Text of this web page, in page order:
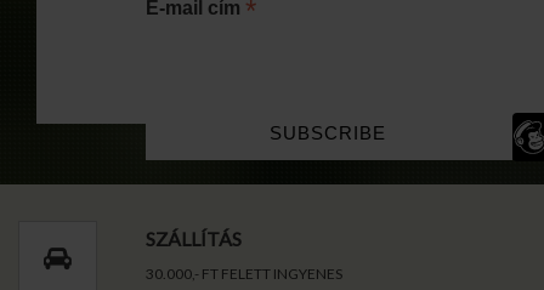
E-mail cím *
SZÁLLÍTÁS
30.000,- FT FELETT INGYENES